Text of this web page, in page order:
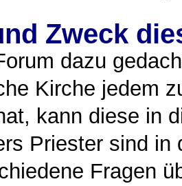
Zweck
dazu
Kirche jedem
kann diese in
Priester sind in
Fragen